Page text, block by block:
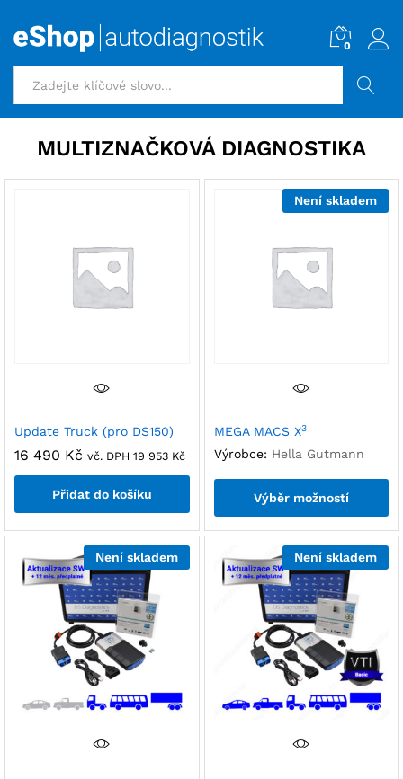
0
MULTIZNAČKOVÁ DIAGNOSTIKA
Update Truck (pro DS150)
16 490 Kč vč. DPH 19 953 Kč
Přidat do košíku
Není skladem
MEGA MACS X3
Výrobce: Hella Gutmann
Výběr možností
Není skladem Není skladem